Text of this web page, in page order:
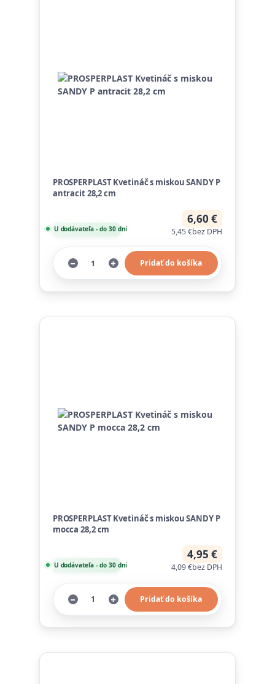
PROSPERPLAST Kvetináč s miskou SANDY P
antracit 28,2 cm
6,60 €
5,45 €bez DPH
U dodávateľa - do 30 dní
Pridať do košíka
PROSPERPLAST Kvetináč s miskou SANDY P
mocca 28,2 cm
4,95 €
4,09 €bez DPH
U dodávateľa - do 30 dní
Pridať do košíka